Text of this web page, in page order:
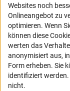
Service und
Erklärung zur
Barriere melden
DFG-aktuell
Erhalten Sie
schauen Sie sich die
Websites noch
Onlineangebot zu
optimieren. Wenn
können diese
werten das
anonymisiert aus,
Form erheben. Sie
identifiziert
nicht.